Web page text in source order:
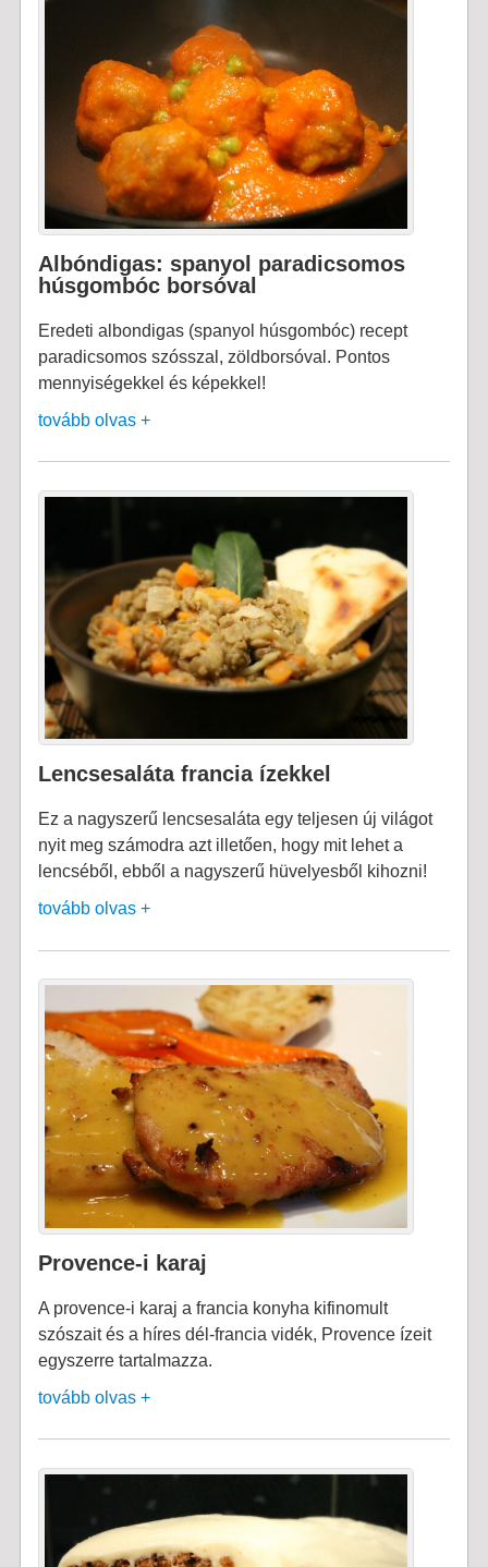
Albóndigas: spanyol paradicsomos
húsgombóc borsóval
Eredeti albondigas (spanyol húsgombóc) recept
paradicsomos szósszal, zöldborsóval. Pontos
mennyiségekkel és képekkel!
tovább olvas +
Lencsesaláta francia ízekkel
Ez a nagyszerű lencsesaláta egy teljesen új világot
nyit meg számodra azt illetően, hogy mit lehet a
lencséből, ebből a nagyszerű hüvelyesből kihozni!
tovább olvas +
Provence-i karaj
A provence-i karaj a francia konyha kifinomult
szószait és a híres dél-francia vidék, Provence ízeit
egyszerre tartalmazza.
tovább olvas +